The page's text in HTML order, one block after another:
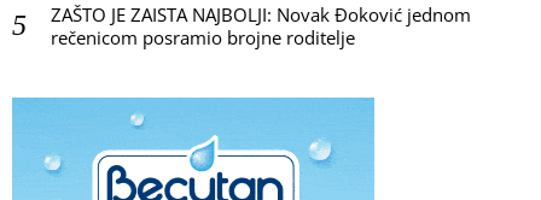
ZAŠTO JE ZAISTA NAJBOLJI: Novak Đoković jednom
rečenicom posramio brojne roditelje